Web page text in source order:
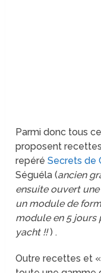
Parmi donc tous
proposent
repéréSecrets de
Séguéla (ancien
ensuite ouvert
un module de
module en 5 jours
yacht !!) .
Outre recettes et